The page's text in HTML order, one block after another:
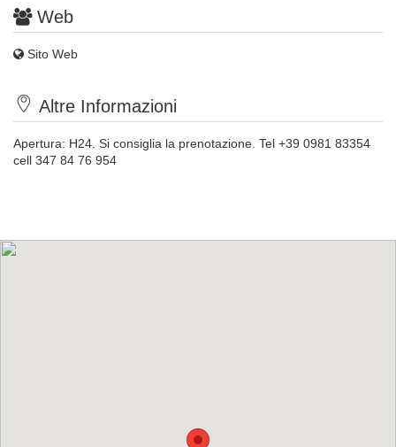
Web
Sito Web
Altre Informazioni
Apertura: H24. Si consiglia la prenotazione. Tel +39 0981 83354
cell 347 84 76 954